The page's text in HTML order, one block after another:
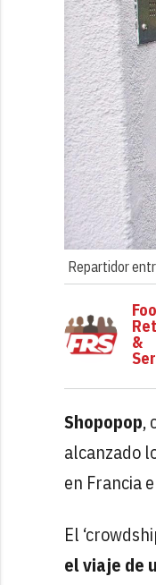
Repartidor
&
Shopopop,
alcanzado
en Francia
El
el viaje de